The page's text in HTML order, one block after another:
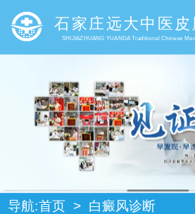
石家庄远大中医
SHIJIAZHUANG YUANDA Traditional Chinese
导航:首页 > 白癜风诊断